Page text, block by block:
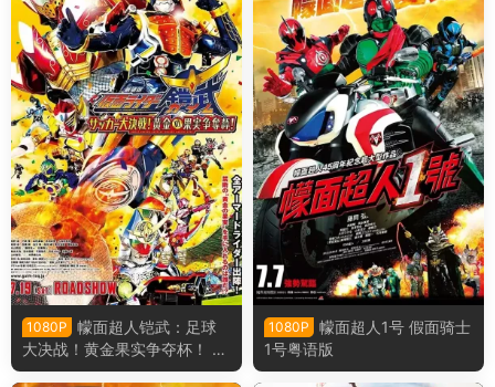
1080P
幪面超人铠武：足球
大决战！黄金果实争夺杯！ 假
面骑士铠武：足球大决战！黄
1080P
幪面超人1号 假面骑士
1号粤语版